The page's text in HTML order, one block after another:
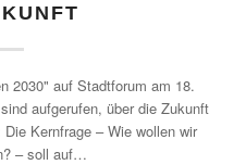
2030" auf Stadtforum am 18.
aufgerufen, über die Zukunft
Kernfrage – Wie wollen wir
– soll auf…